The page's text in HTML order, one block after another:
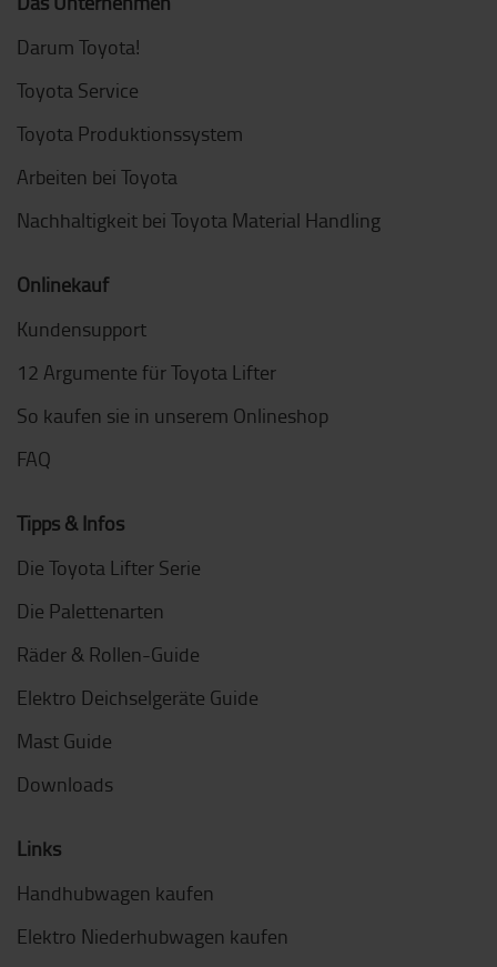
Darum Toyota!
Toyota Service
Toyota Produktionssystem
Arbeiten bei Toyota
Nachhaltigkeit bei Toyota Material Handling
Onlinekauf
Kundensupport
12 Argumente für Toyota Lifter
So kaufen sie in unserem Onlineshop
FAQ
Tipps & Infos
Die Toyota Lifter Serie
Die Palettenarten
Räder & Rollen-Guide
Elektro Deichselgeräte Guide
Mast Guide
Downloads
Links
Handhubwagen kaufen
Elektro Niederhubwagen kaufen